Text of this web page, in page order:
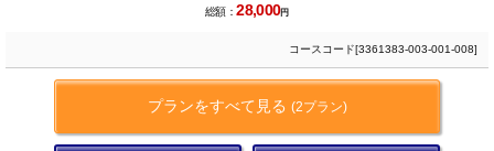
総額：28,000円
コースコード[3361383-003-001-008]
プランをすべて見る (2プラン)